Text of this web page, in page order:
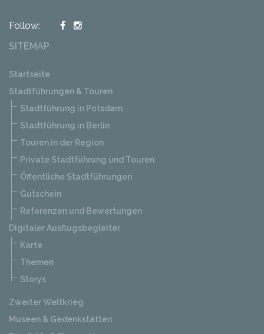
Follow:
SITEMAP
Startseite
Stadtführungen & Touren
Stadtführung in Potsdam
Stadtführung in Berlin
Touren in der Region
Private Stadtführung und Touren
Öffentliche Stadtführungen
Gutschein
Referenzen und Bewertungen
Digitaler Ausflugsbegleiter
Karte
Themen
Storys
Zweiter Weltkrieg
Museen & Gedenkstätten